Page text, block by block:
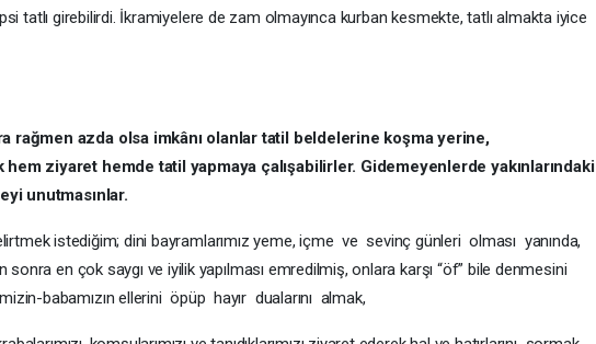
tatlı girebilirdi. İkramiyelere de zam olmayınca kurban kesmekte, tatlı almakta iyice
rağmen azda olsa imkânı olanlar tatil beldelerine koşma yerine,
ziyaret hemde tatil yapmaya çalışabilirler. Gidemeyenlerde yakınlarındaki
unutmasınlar.
istediğim; dini bayramlarımız yeme, içme ve sevinç günleri olması yanında,
sonra en çok saygı ve iyilik yapılması emredilmiş, onlara karşı “öf” bile denmesini
babamızın ellerini öpüp hayır dualarını almak,